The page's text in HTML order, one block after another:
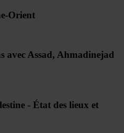
Orient
avec Assad, Ahmadinejad
- État des lieux et